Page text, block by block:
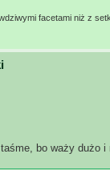
facetami niż z
bo waży dużo